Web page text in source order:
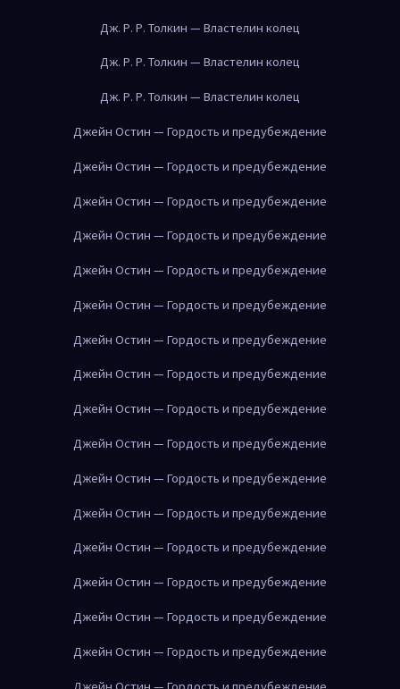
Дж. Р. Р. Толкин — Властелин колец
Дж. Р. Р. Толкин — Властелин колец
Дж. Р. Р. Толкин — Властелин колец
Джейн Остин — Гордость и предубеждение
Джейн Остин — Гордость и предубеждение
Джейн Остин — Гордость и предубеждение
Джейн Остин — Гордость и предубеждение
Джейн Остин — Гордость и предубеждение
Джейн Остин — Гордость и предубеждение
Джейн Остин — Гордость и предубеждение
Джейн Остин — Гордость и предубеждение
Джейн Остин — Гордость и предубеждение
Джейн Остин — Гордость и предубеждение
Джейн Остин — Гордость и предубеждение
Джейн Остин — Гордость и предубеждение
Джейн Остин — Гордость и предубеждение
Джейн Остин — Гордость и предубеждение
Джейн Остин — Гордость и предубеждение
Джейн Остин — Гордость и предубеждение
Джейн Остин — Гордость и предубеждение